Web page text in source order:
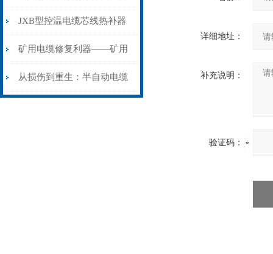
步作业法
山电力动脉的“智能外科医
生”
JXB型控温电缆芯线热补器
安装与接线：精准修复的工
艺基石
矿用电缆修复利器——矿用
电缆热补机智能控温，安全
从损伤到重生：半自动电缆
详细地址：
补充说明：
验证码：